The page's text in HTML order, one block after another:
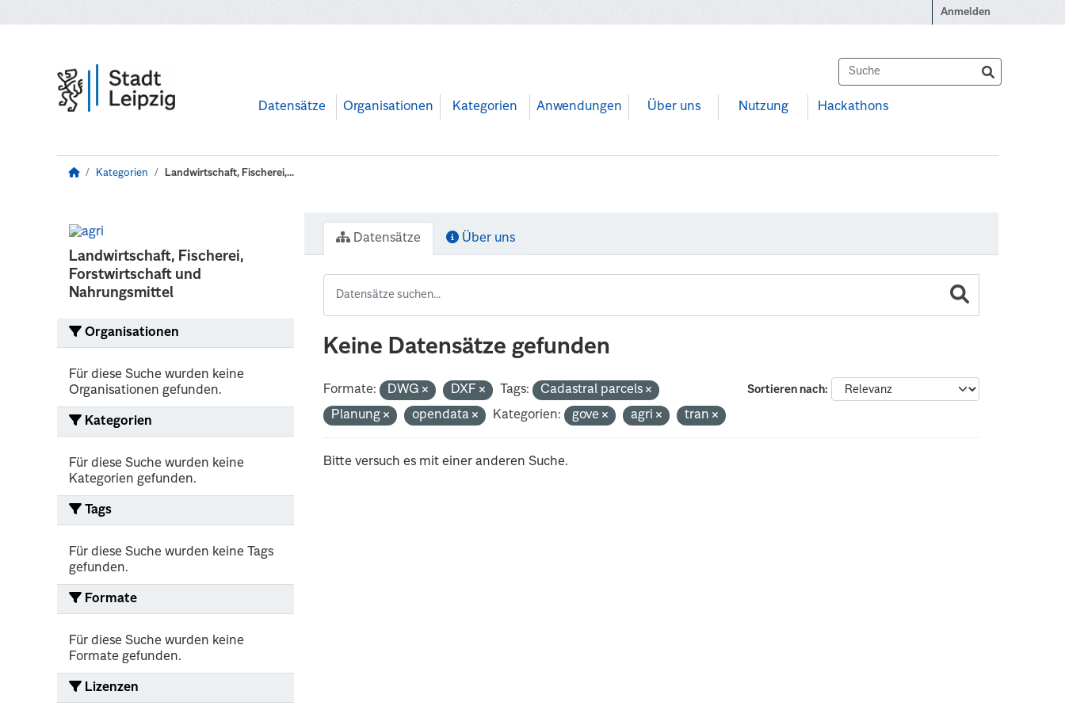
Anmelden
Datensätze Organisationen Kategorien Anwendungen Über uns Nutzung Hackathons
Kategorien Landwirtschaft, Fischerei,...
Landwirtschaft, Fischerei,
Forstwirtschaft und
Nahrungsmittel
Organisationen
Für diese Suche wurden keine
Organisationen gefunden.
Kategorien
Für diese Suche wurden keine
Kategorien gefunden.
Tags
Für diese Suche wurden keine Tags
gefunden.
Formate
Für diese Suche wurden keine
Formate gefunden.
Lizenzen
Datensätze Über uns
Keine Datensätze gefunden
Sortieren nach
Formate: DWG DXF Tags:
Cadastral parcels
Planung
opendata Kategorien: gove agri tran
Bitte versuch es mit einer anderen Suche.